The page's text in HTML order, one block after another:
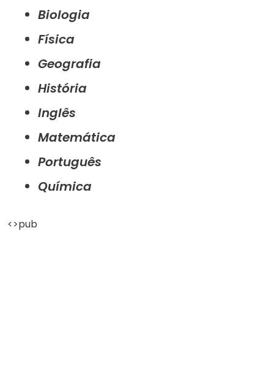
Biologia
Física
Geografia
História
Inglês
Matemática
Português
Química
<>pub